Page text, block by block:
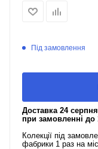
Під замовлення
Доставка 24
при замовленні до
Колекції під
фабрики 1 раз на